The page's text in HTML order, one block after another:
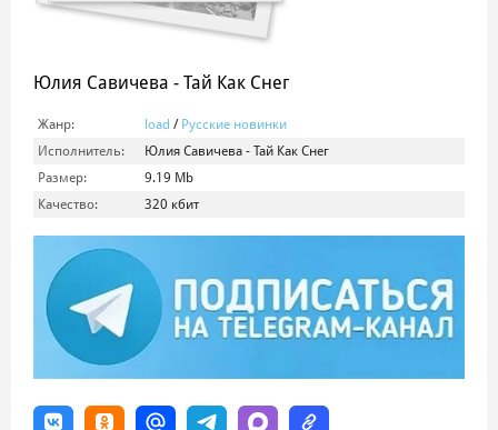
Юлия Савичева - Тай Как Снег
Жанр: load / Русские новинки
Исполнитель:
Юлия Савичева - Тай Как Снег
Размер:
9.19 Mb
Качество:
320 кбит